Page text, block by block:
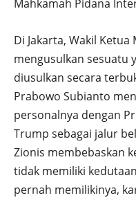
Mahkamah Pidana
Di Jakarta, Wakil Ketua
mengusulkan sesuatu
diusulkan secara
Prabowo Subianto
personalnya dengan
Trump sebagai jalur
Zionis membebaskan
tidak memiliki
pernah memilikinya,